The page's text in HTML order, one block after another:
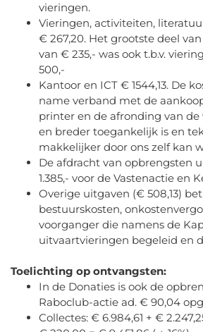
vieringen.
Vieringen, activiteiten,
€ 267,20. Het grootste deel
van € 235,- was ook t.b.v.
500,-
Kantoor en ICT € 1544,13. De
name verband met de
printer en de afronding van de
en breder toegankelijk is en
makkelijker door ons zelf kan
De afdracht van opbrengsten
1.385,- voor de Vastenactie en
Overige uitgaven (€ 508,13)
bestuurskosten,
voorganger die namens de
uitvaartvieringen begeleid en
Toelichting op ontvangsten:
In de Donaties is ook de
Raboclub-actie ad. € 90,04
Collectes: € 6.984,61 + €